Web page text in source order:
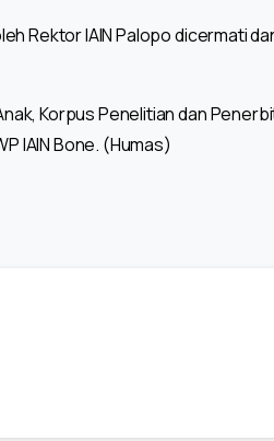
Rektor IAIN Palopo dicermati
Korpus Penelitian dan
IAIN Bone. (Humas)